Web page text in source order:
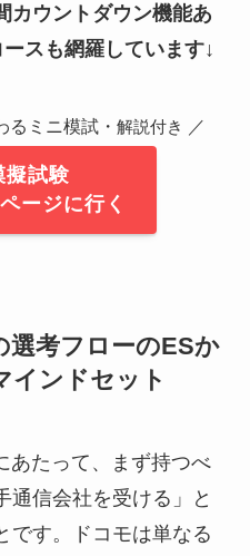
カウントダウン機能あ
スも網羅しています↓
るミニ模試・ 解説付き ／
擬試験
ージに行く
選考フローのESか
インドセット
あたって、まず持つべ
通信会社を受ける」と
です。ドコモは単なる